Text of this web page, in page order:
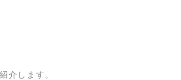
介します。